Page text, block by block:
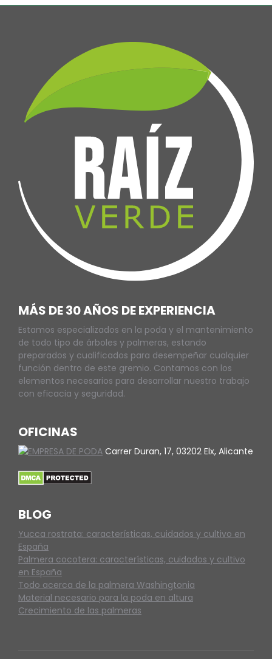
MÁS DE 30 AÑOS DE EXPERIENCIA
Estamos especializados en la poda y el mantenimiento
de todo tipo de árboles y palmeras, estando
preparados y cualificados para desempeñar cualquier
función dentro de este gremio. Contamos con los
elementos necesarios para desarrollar nuestro trabajo
con eficacia y seguridad.
OFICINAS
Carrer Duran, 17, 03202 Elx, Alicante
BLOG
Yucca rostrata: características, cuidados y cultivo en
España
Palmera cocotera: características, cuidados y cultivo
en España
Todo acerca de la palmera Washingtonia
Material necesario para la poda en altura
Crecimiento de las palmeras